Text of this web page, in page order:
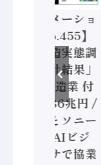
【オートメーショ
ン新聞 No.455】
「経済構造実態調
査二次集計結果」
2024年製造業 付
加価値額86兆円 /
三菱電機とソニー
セミコン AIビジ
ョンセンサで協業